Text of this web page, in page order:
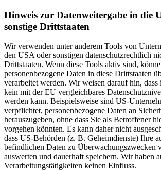
Hinweis zur Datenweitergabe in die
sonstige Drittstaaten
Wir verwenden unter anderem Tools von
den USA oder sonstigen datenschutzrechtlich
Drittstaaten. Wenn diese Tools aktiv sind,
personenbezogene Daten in diese Drittstaaten
verarbeitet werden. Wir weisen darauf hin, dass
kein mit der EU vergleichbares
werden kann. Beispielsweise sind US-
verpflichtet, personenbezogene Daten an
herauszugeben, ohne dass Sie als Betroffener
vorgehen könnten. Es kann daher nicht
dass US-Behörden (z. B. Geheimdienste) Ihre
befindlichen Daten zu Überwachungszwecken
auswerten und dauerhaft speichern. Wir haben
Verarbeitungstätigkeiten keinen Einfluss.